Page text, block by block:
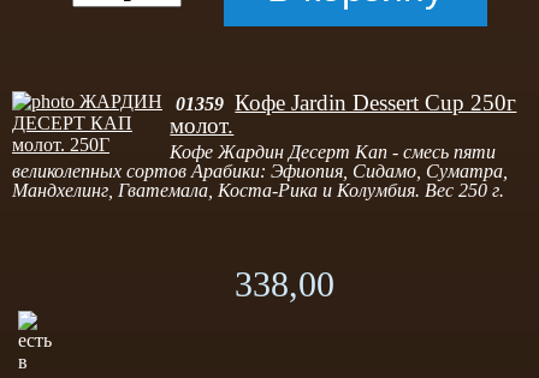
01359 Кофе Jardin Dessert Cup 250г
молот.
Кофе Жардин Десерт Кап - смесь пяти
великолепных сортов Арабики: Эфиопия, Сидамо, Суматра,
Мандхелинг, Гватемала, Коста-Рика и Колумбия. Вес 250 г.
338,00